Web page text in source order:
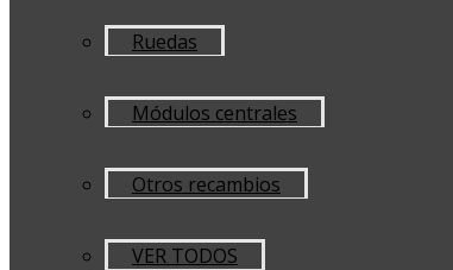
Ruedas
Módulos centrales
Otros recambios
VER TODOS